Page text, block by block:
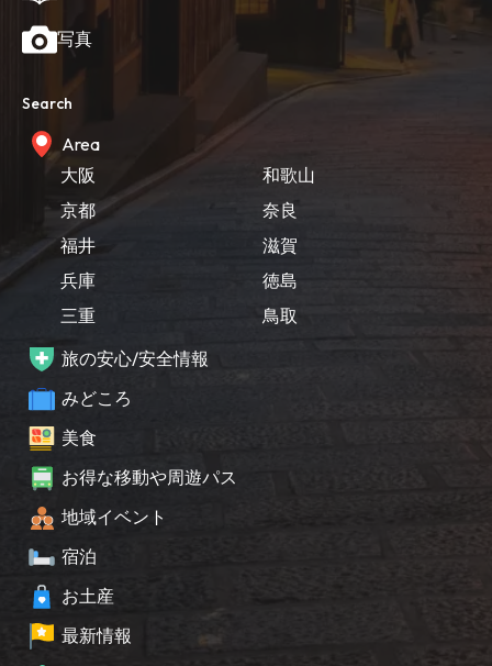
写真
Search
Area
大阪
京都
福井
兵庫
三重
和歌山
奈良
滋賀
徳島
鳥取
旅の安心/安全情報
みどころ
美食
お得な移動や周遊パス
地域イベント
宿泊
お土産
最新情報